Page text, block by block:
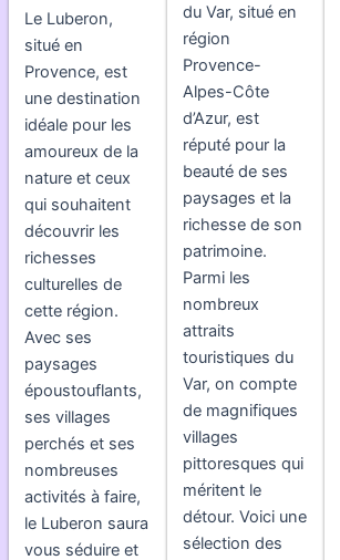
Le Luberon,
situé en
Provence, est
une destination
idéale pour les
amoureux de la
nature et ceux
qui souhaitent
découvrir les
richesses
culturelles de
cette région.
Avec ses
paysages
époustouflants,
ses villages
perchés et ses
nombreuses
activités à faire,
le Luberon saura
vous séduire et
du Var, situé en
région
Provence-
Alpes-Côte
d’Azur, est
réputé pour la
beauté de ses
paysages et la
richesse de son
patrimoine.
Parmi les
nombreux
attraits
touristiques du
Var, on compte
de magnifiques
villages
pittoresques qui
méritent le
détour. Voici une
sélection des